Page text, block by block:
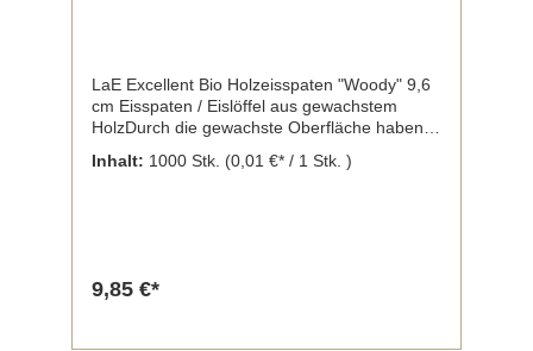
LaE Excellent Bio Holzeisspaten "Woody" 9,6
cm Eisspaten / Eislöffel aus gewachstem
HolzDurch die gewachste Oberfläche haben
Holzgefühl und eignen sich somit sehr gut für
Inhalt: 1000 Stk. (0,01 €* / 1 Stk. )
9,85 €*